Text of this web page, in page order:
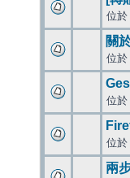
位於
關
位於
位於
位於
兩